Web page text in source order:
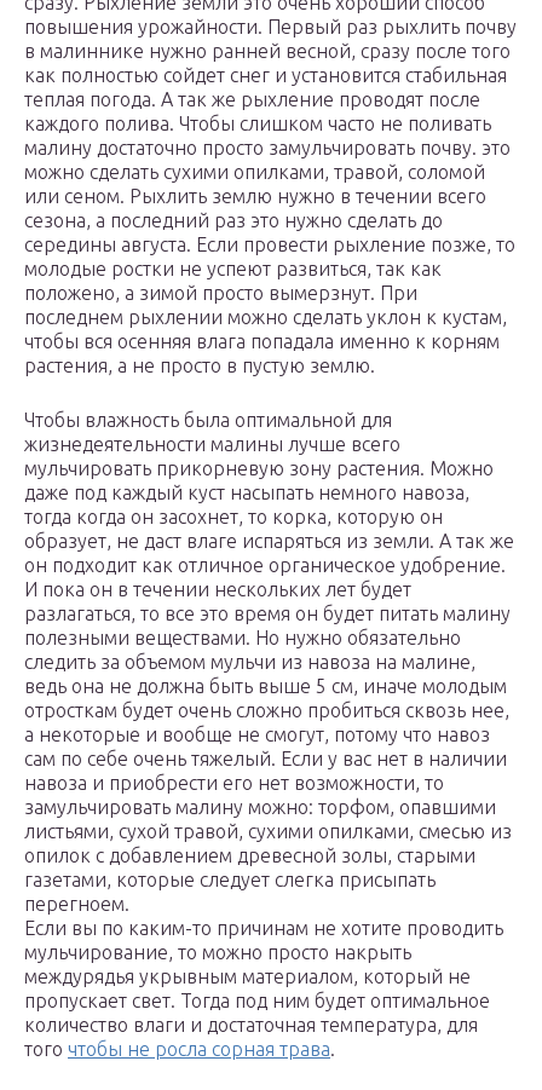
повышения урожайности. Первый раз рыхлить почву
в малиннике нужно ранней весной, сразу после того
как полностью сойдет снег и установится стабильная
теплая погода. А так же рыхление проводят после
каждого полива. Чтобы слишком часто не поливать
малину достаточно просто замульчировать почву. это
можно сделать сухими опилками, травой, соломой
или сеном. Рыхлить землю нужно в течении всего
сезона, а последний раз это нужно сделать до
середины августа. Если провести рыхление позже, то
молодые ростки не успеют развиться, так как
положено, а зимой просто вымерзнут. При
последнем рыхлении можно сделать уклон к кустам,
чтобы вся осенняя влага попадала именно к корням
растения, а не просто в пустую землю.
Чтобы влажность была оптимальной для
жизнедеятельности малины лучше всего
мульчировать прикорневую зону растения. Можно
даже под каждый куст насыпать немного навоза,
тогда когда он засохнет, то корка, которую он
образует, не даст влаге испаряться из земли. А так же
он подходит как отличное органическое удобрение.
И пока он в течении нескольких лет будет
разлагаться, то все это время он будет питать малину
полезными веществами. Но нужно обязательно
следить за объемом мульчи из навоза на малине,
ведь она не должна быть выше 5 см, иначе молодым
отросткам будет очень сложно пробиться сквозь нее,
а некоторые и вообще не смогут, потому что навоз
сам по себе очень тяжелый. Если у вас нет в наличии
навоза и приобрести его нет возможности, то
замульчировать малину можно: торфом, опавшими
листьями, сухой травой, сухими опилками, смесью из
опилок с добавлением древесной золы, старыми
газетами, которые следует слегка присыпать
перегноем.
Если вы по каким-то причинам не хотите проводить
мульчирование, то можно просто накрыть
междурядья укрывным материалом, который не
пропускает свет. Тогда под ним будет оптимальное
количество влаги и достаточная температура, для
того чтобы не росла сорная трава.